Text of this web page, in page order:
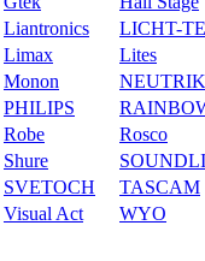
Liantronics
LICHT-
Limax
Lites
Monon
NEUTRIK
PHILIPS
Robe
Rosco
Shure
SVETOCH
TASCAM
Visual Act WYO